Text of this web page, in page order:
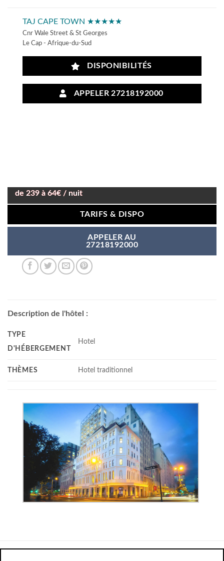
TAJ CAPE TOWN ★★★★★
Cnr Wale Street & St Georges
Le Cap - Afrique-du-Sud
DISPONIBILITÉS
APPELER 27218192000
de 239 à 64€ / nuit
TARIFS & DISPO
APPELER AU
27218192000
Description de l'hôtel :
TYPE
D'HÉBERGEMENT
Hotel
THÈMES Hotel traditionnel